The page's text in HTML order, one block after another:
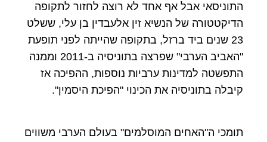
התוניסאי אבל אף אחד לא רוצה לחזור לתקופה
הדיקטטורה של הנשיא זין אלעבדין בן עלי, ששלט
23 שנים ביד ברזל, בתקופה שהייתה לפני תופעת
"האביב הערבי" שפרצה בתוניסיה ב-2011 וממנה
התפשטה למדינות ערביות נוספות, ההפיכה אז
קיבלה בתוניסיה את הכינוי "הפיכת היסמין".
תומכי ה"האחים המוסלמים" בעולם הערבי משווים